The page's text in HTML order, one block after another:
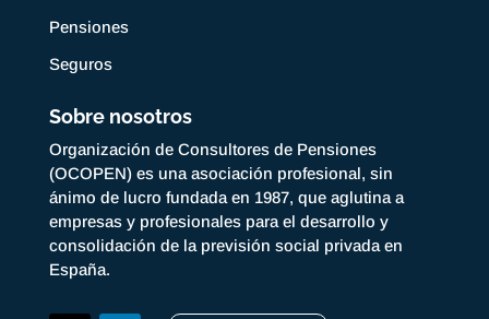
Pensiones
Seguros
Sobre nosotros
Organización de Consultores de Pensiones
(OCOPEN) es una asociación profesional, sin
ánimo de lucro fundada en 1987, que aglutina a
empresas y profesionales para el desarrollo y
consolidación de la previsión social privada en
España.